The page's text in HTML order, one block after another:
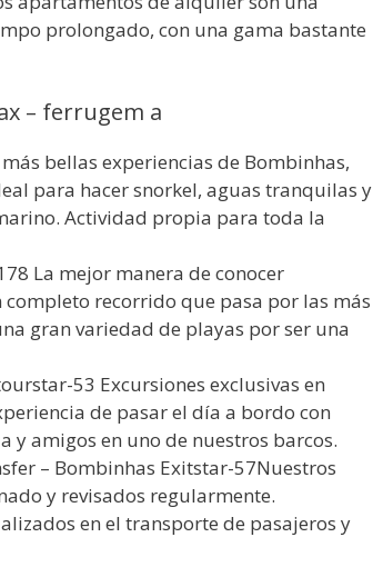
prolongado, con una gama bastante
– ferrugem a
bellas experiencias de Bombinhas,
para hacer snorkel, aguas tranquilas y
Actividad propia para toda la
La mejor manera de conocer
recorrido que pasa por las más
gran variedad de playas por ser una
53 Excursiones exclusivas en
de pasar el día a bordo con
amigos en uno de nuestros barcos.
– Bombinhas Exitstar-57Nuestros
y revisados regularmente.
en el transporte de pasajeros y